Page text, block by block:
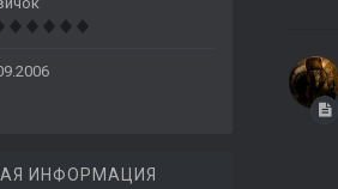
ИНФОРМАЦИЯ